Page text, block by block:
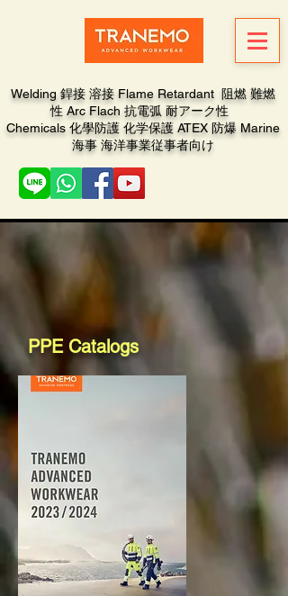
Welding 銲接 溶接 Flame Retardant 阻燃 難燃
性 Arc Flach 抗電弧 耐アーク性
Chemicals 化學防護 化学保護 ATEX 防爆 Marine
海事 海洋事業従事者向け
PPE Catalogs